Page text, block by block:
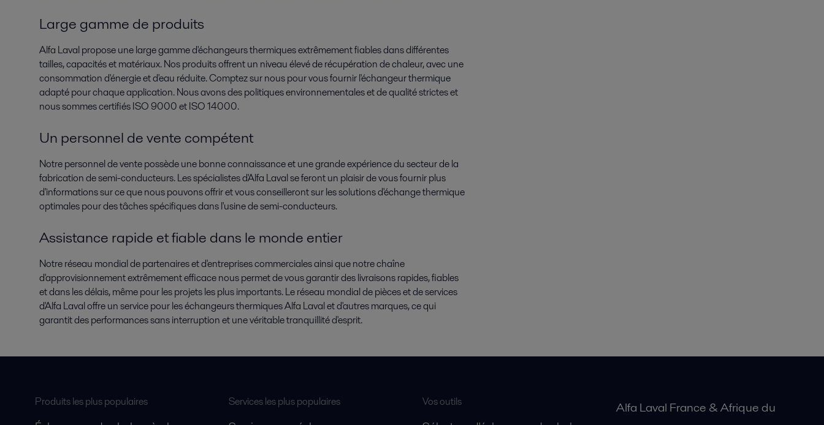
Large gamme de produits
Alfa Laval propose une large gamme d'échangeurs thermiques extrêmement fiables dans différentes
tailles, capacités et matériaux. Nos produits offrent un niveau élevé de récupération de chaleur, avec une
consommation d'énergie et d'eau réduite. Comptez sur nous pour vous fournir l'échangeur thermique
adapté pour chaque application. Nous avons des politiques environnementales et de qualité strictes et
nous sommes certifiés ISO 9000 et ISO 14000.
Un personnel de vente compétent
Notre personnel de vente possède une bonne connaissance et une grande expérience du secteur de la
fabrication de semi-conducteurs. Les spécialistes d'Alfa Laval se feront un plaisir de vous fournir plus
d'informations sur ce que nous pouvons offrir et vous conseilleront sur les solutions d'échange thermique
optimales pour des tâches spécifiques dans l'usine de semi-conducteurs.
Assistance rapide et fiable dans le monde entier
Notre réseau mondial de partenaires et d'entreprises commerciales ainsi que notre chaîne
d'approvisionnement extrêmement efficace nous permet de vous garantir des livraisons rapides, fiables
et dans les délais, même pour les projets les plus importants. Le réseau mondial de pièces et de services
d'Alfa Laval offre un service pour les échangeurs thermiques Alfa Laval et d'autres marques, ce qui
garantit des performances sans interruption et une véritable tranquillité d'esprit.
Produits les plus populaires Services les plus populaires Vos outils
Alfa Laval France & Afrique du